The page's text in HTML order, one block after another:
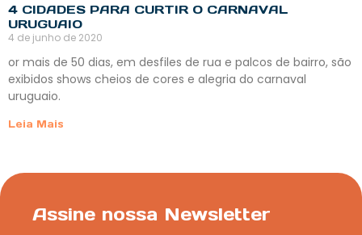
4 CIDADES PARA CURTIR O CARNAVAL
URUGUAIO
4 de junho de 2020
or mais de 50 dias, em desfiles de rua e palcos de bairro, são
exibidos shows cheios de cores e alegria do carnaval
uruguaio.
Leia Mais
Assine nossa Newsletter